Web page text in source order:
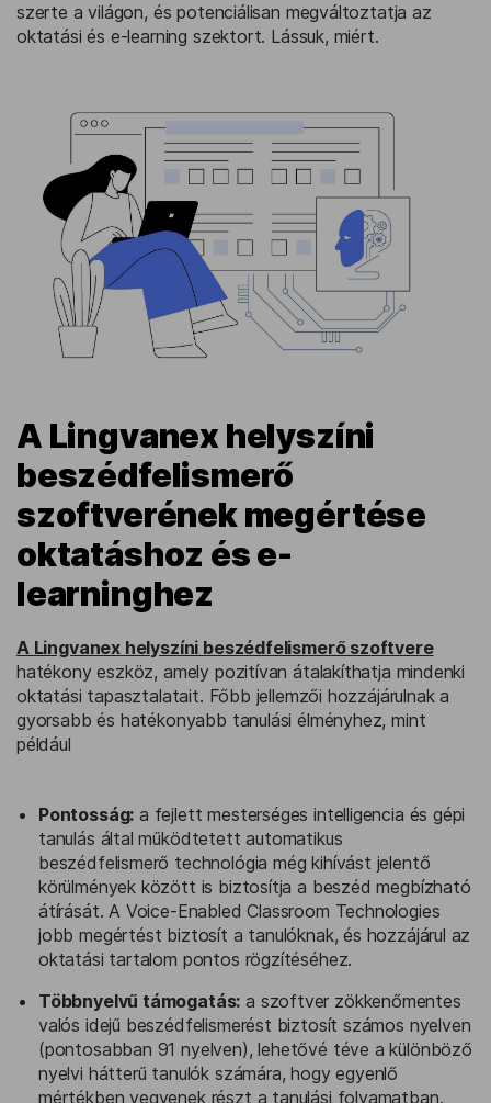
szerte a világon, és potenciálisan megváltoztatja az
oktatási és e-learning szektort. Lássuk, miért.
A Lingvanex helyszíni
beszédfelismerő
szoftverének megértése
oktatáshoz és e-
learninghez
A Lingvanex helyszíni beszédfelismerő szoftvere
hatékony eszköz, amely pozitívan átalakíthatja mindenki
oktatási tapasztalatait. Főbb jellemzői hozzájárulnak a
gyorsabb és hatékonyabb tanulási élményhez, mint
például
Pontosság: a fejlett mesterséges intelligencia és gépi
tanulás által működtetett automatikus
beszédfelismerő technológia még kihívást jelentő
körülmények között is biztosítja a beszéd megbízható
átírását. A Voice-Enabled Classroom Technologies
jobb megértést biztosít a tanulóknak, és hozzájárul az
oktatási tartalom pontos rögzítéséhez.
Többnyelvű támogatás: a szoftver zökkenőmentes
valós idejű beszédfelismerést biztosít számos nyelven
(pontosabban 91 nyelven), lehetővé téve a különböző
nyelvi hátterű tanulók számára, hogy egyenlő
mértékben vegyenek részt a tanulási folyamatban.